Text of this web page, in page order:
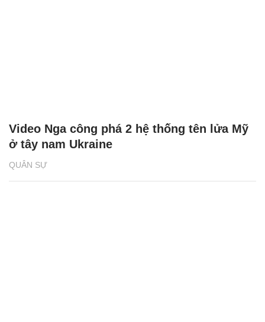
QUÂN SỰ
Video Nga công phá 2 hệ thống tên lửa Mỹ
ở tây nam Ukraine